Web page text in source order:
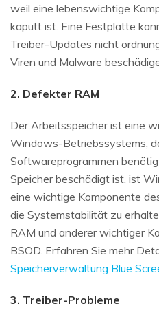
weil eine lebenswichtige
kaputt ist. Eine Festplatte
Treiber-Updates nicht
Viren und Malware
2. Defekter RAM
Der Arbeitsspeicher ist eine
Windows-Betriebssystems,
Softwareprogrammen
Speicher beschädigt ist, ist
eine wichtige Komponente
die Systemstabilität zu
RAM und anderer wichtiger
BSOD. Erfahren Sie mehr
Speicherverwaltung Blue
3. Treiber-Probleme